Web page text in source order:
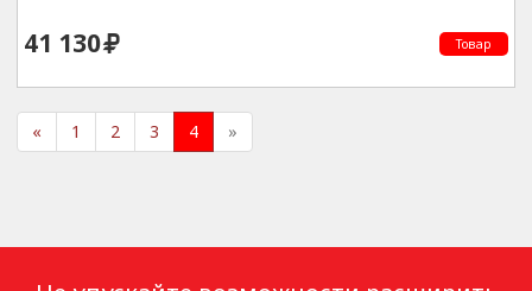
41 130 Товар
« 1 2 3 4 »